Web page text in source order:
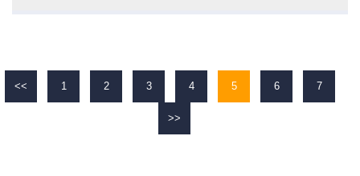
<< 1 2 3 4 5 6 7
>>